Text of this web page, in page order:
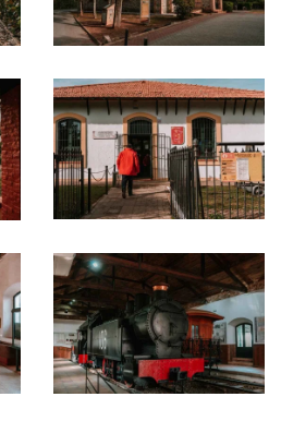
Ampliar
Ampliar